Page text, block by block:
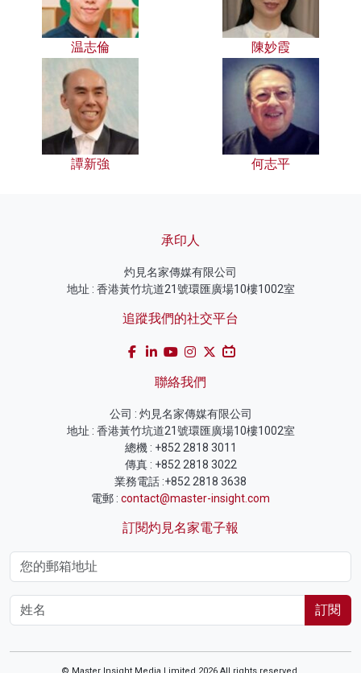
温志倫 陳妙霞
譚新強 何志平
承印人
灼見名家傳媒有限公司
地址 : 香港黃竹坑道21號環匯廣場10樓1002室
追蹤我們的社交平台
聯絡我們
公司 : 灼見名家傳媒有限公司
地址 : 香港黃竹坑道21號環匯廣場10樓1002室
總機 : +852 2818 3011
傳真 : +852 2818 3022
業務電話 :+852 2818 3638
電郵 : contact@master-insight.com
訂閱灼見名家電子報
訂閱